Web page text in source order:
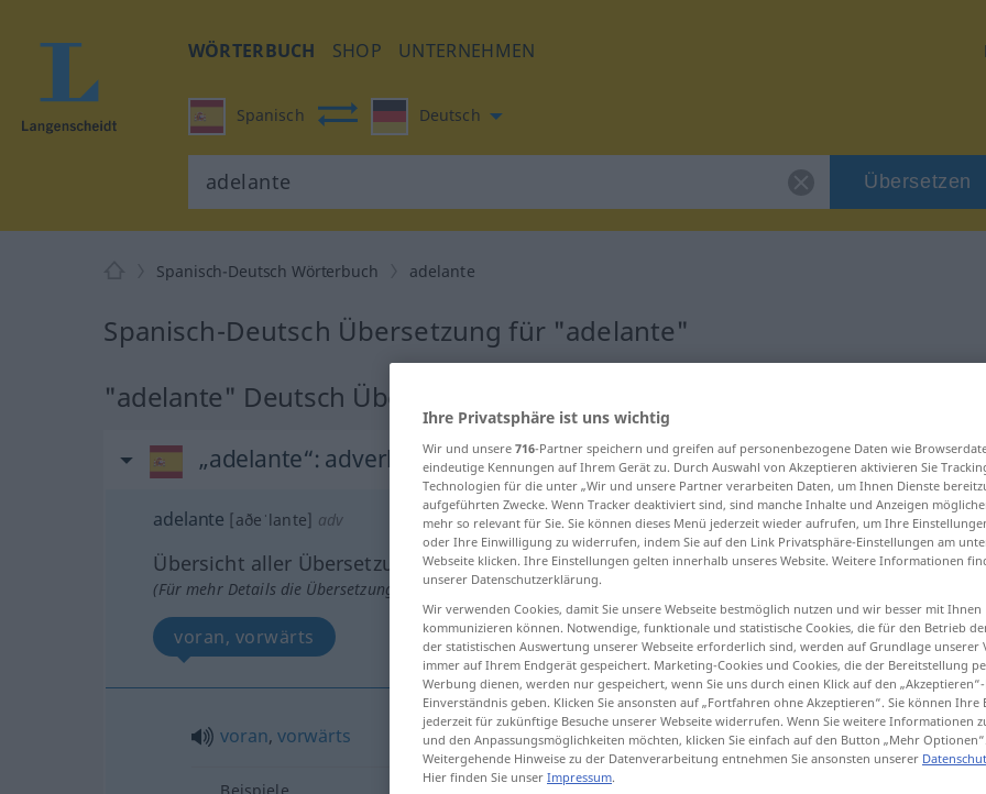
WÖRTERBUCH SHOP UNTERNEHMEN
Spanisch Deutsch
Übersetzen
Spanisch-Deutsch Wörterbuch adelante
Spanisch-Deutsch Übersetzung für "adelante"
"adelante" Deutsch Übersetzung
„adelante“: adverbio
adelante [aðeˈlante] adv
Übersicht aller Übersetzungen
(Für mehr Details die Übersetzung anklicken/antippen)
voran, vorwärts
voran, vorwärts adelante
Ihre Privatsphäre ist uns wichtig
Wir und unsere 716-Partner speichern und greifen auf personenbezogene Daten wie
eindeutige Kennungen auf Ihrem Gerät zu. Durch Auswahl von Akzeptieren aktivieren Sie
Technologien für die unter „Wir und unsere Partner verarbeiten Daten, um Ihnen Dienste
aufgeführten Zwecke. Wenn Tracker deaktiviert sind, sind manche Inhalte und Anzeigen
mehr so relevant für Sie. Sie können dieses Menü jederzeit wieder aufrufen, um Ihre
oder Ihre Einwilligung zu widerrufen, indem Sie auf den Link Privatsphäre-Einstellungen am
Webseite klicken. Ihre Einstellungen gelten innerhalb unseres Website. Weitere Informationen
unserer Datenschutzerklärung.
Wir verwenden Cookies, damit Sie unsere Webseite bestmöglich nutzen und wir besser mit Ihnen
kommunizieren können. Notwendige, funktionale und statistische Cookies, die für den Betrieb
der statistischen Auswertung unserer Webseite erforderlich sind, werden auf Grundlage unserer
immer auf Ihrem Endgerät gespeichert. Marketing-Cookies und Cookies, die der Bereitstellung
Werbung dienen, werden nur gespeichert, wenn Sie uns durch einen Klick auf den
Einverständnis geben. Klicken Sie ansonsten auf „Fortfahren ohne Akzeptieren“. Sie können Ihre
jederzeit für zukünftige Besuche unserer Webseite widerrufen. Wenn Sie weitere Informationen
und den Anpassungsmöglichkeiten möchten, klicken Sie einfach auf den Button „Mehr Optionen“.
Weitergehende Hinweise zu der Datenverarbeitung entnehmen Sie ansonsten unserer
Hier finden Sie unser Impressum.